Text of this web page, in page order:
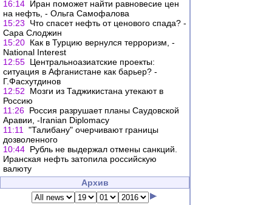
16:14 Иран поможет найти равновесие цен
на нефть, - Ольга Самофалова
15:23
Что спасет нефть от ценового спада? -
Сара Слоджин
15:20 Как в Турцию вернулся терроризм, -
National Interest
12:55 Центральноазиатские проекты:
ситуация в Афганистане как барьер? -
Г.Фасхутдинов
12:52
Мозги из Таджикистана утекают в
Россию
11:26 Россия разрушает планы Саудовской
Аравии, -Iranian Diplomacy
11:11
"Талибану" очерчивают границы
дозволенного
10:44 Рубль не выдержал отмены санкций.
Иранская нефть затопила российскую
валюту
Архив